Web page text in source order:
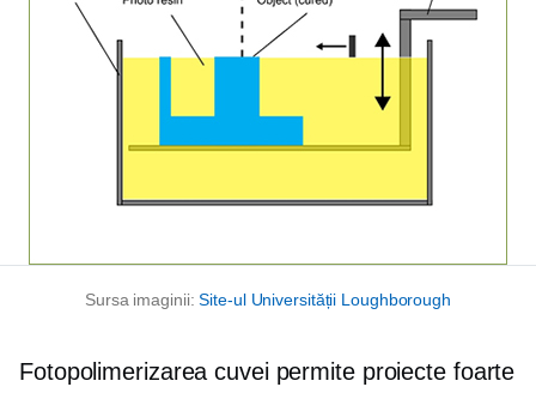
Sursa imaginii:Site-ul Universității Loughborough
Fotopolimerizarea cuvei permite proiecte foarte